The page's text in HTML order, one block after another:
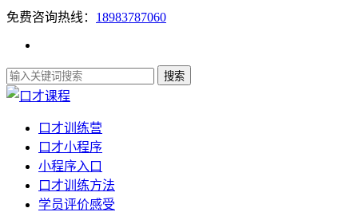
免费咨询热线： 18983787060
口才训练营
口才小程序
小程序入口
口才训练方法
学员评价感受